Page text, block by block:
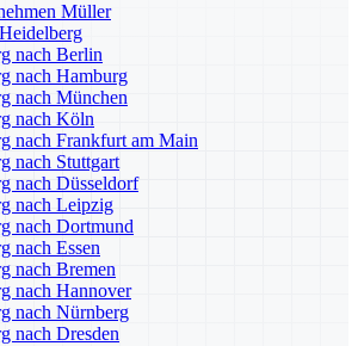
Müller
nach Berlin
nach Hamburg
nach München
nach Köln
nach Frankfurt am Main
nach Stuttgart
nach Düsseldorf
nach Leipzig
nach Dortmund
nach Essen
nach Bremen
nach Hannover
nach Nürnberg
nach Dresden